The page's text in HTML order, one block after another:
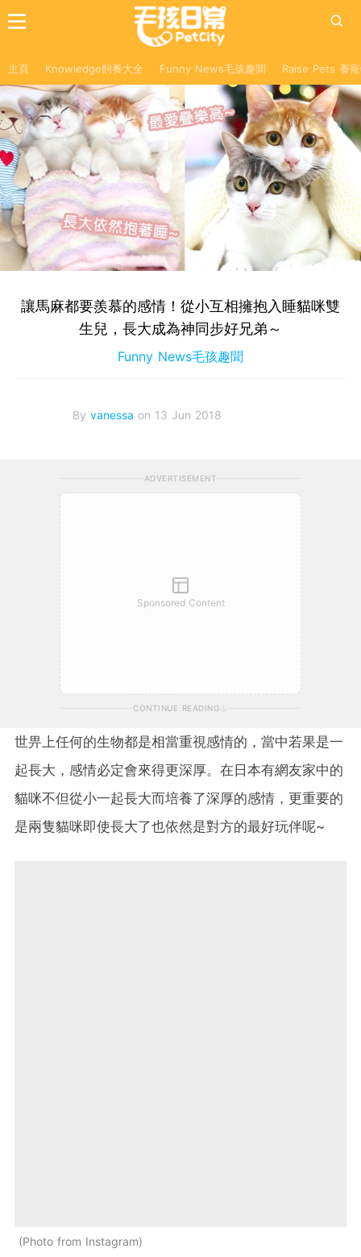
主頁 Knowledge飼養大全 Funny News毛孩趣聞 Raise Pets 養
讓馬麻都要羨慕的感情！從小互相擁抱入睡貓咪雙
生兒，長大成為神同步好兄弟～
Funny News毛孩趣聞
By vanessa on 13 Jun 2018
ADVERTISEMENT
Sponsored Content
CONTINUE READING
世畀上任何的生物都是相當重視感情的，當中若果是一
起長大，感情必定會來得更深厚。在日本有網友家中的
貓咪不但從小一起長大而培養了深厚的感情，更重要的
是兩隻貓咪即使長大了也依然是對方的最好玩伴呢~
Photo from Instagram